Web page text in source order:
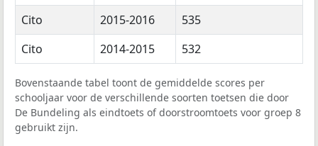
Cito
2015-2016
535
Cito
2014-2015 532
Bovenstaande tabel toont de gemiddelde scores per
schooljaar voor de verschillende soorten toetsen die door
De Bundeling als eindtoets of doorstroomtoets voor groep 8
gebruikt zijn.